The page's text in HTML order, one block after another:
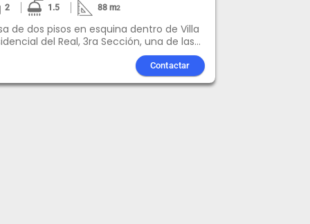
2 1.5 88m2
de dos pisos en esquina dentro de Villa
del Real, 3ra Sección, una de las
habitacionales consolidadas al sur de
Baja California, con acceso
a la Carretera Transpeninsular y
a servicios clave de la zona de
Contactar